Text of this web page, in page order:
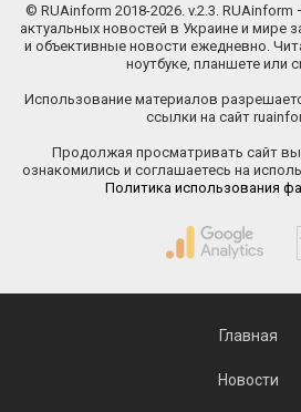
© RUAinform 2018-2026. v.2.3.
актуальных новостей в Украине и мире
и объективные новости ежедневно.
ноутбуке, планшете или
Использование материалов
ссылки на сайт
Продолжая просматривать сайт
ознакомились и соглашаетесь на
Политика использования
Главная
Новости